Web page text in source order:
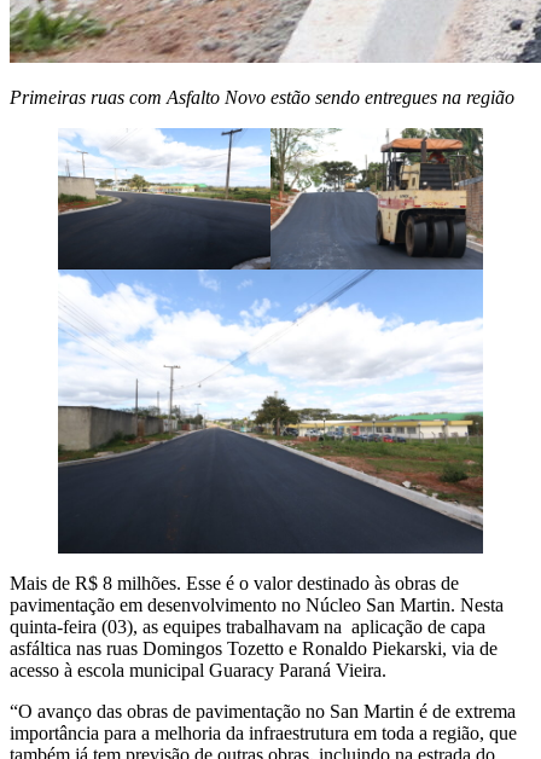
Primeiras ruas com Asfalto Novo estão sendo entregues na região
Mais de R$ 8 milhões. Esse é o valor destinado às obras de
pavimentação em desenvolvimento no Núcleo San Martin. Nesta
quinta-feira (03), as equipes trabalhavam na aplicação de capa
asfáltica nas ruas Domingos Tozetto e Ronaldo Piekarski, via de
acesso à escola municipal Guaracy Paraná Vieira.
“O avanço das obras de pavimentação no San Martin é de extrema
importância para a melhoria da infraestrutura em toda a região, que
também já tem previsão de outras obras, incluindo na estrada do